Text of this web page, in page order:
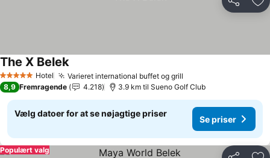
Del
5 Stjerner Hotel Varieret international buffet og grill
The X BelekSe priser
8,9 Fremragende 4.218 3.9 km til Sueno Golf Club
Vælg datoer for at se nøjagtige priser
Se priser
Populært valg